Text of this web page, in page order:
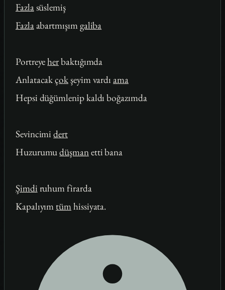
Fazlasüslemiş
Fazlaabartmışımgaliba
Portreyeherbaktığımda
Anlatacakçokşeyim vardıama
Hepsi düğümlenip kaldı boğazımda
Sevincimidert
Huzurumudüşmanetti bana
Şimdi ruhum firarda
Kapalıyım tümhissiyata.